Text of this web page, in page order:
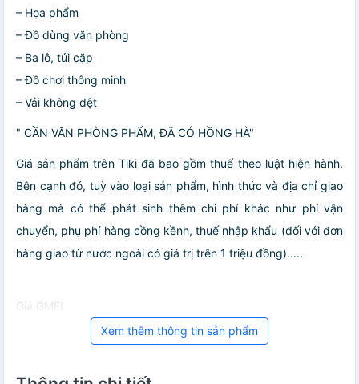
– Họa phẩm
– Đồ dùng văn phòng
– Ba lô, túi cặp
– Đồ chơi thông minh
– Vải không dệt
" CẦN VĂN PHÒNG PHẨM, ĐÃ CÓ HỒNG HÀ"
Giá sản phẩm trên Tiki đã bao gồm thuế theo luật hiện hành.
Bên cạnh đó, tuỳ vào loại sản phẩm, hình thức và địa chỉ giao
hàng mà có thể phát sinh thêm chi phí khác như phí vận
chuyển, phụ phí hàng cồng kềnh, thuế nhập khẩu (đối với đơn
hàng giao từ nước ngoài có giá trị trên 1 triệu đồng).....
Giá GMFI
Xem thêm thông tin sản phẩm